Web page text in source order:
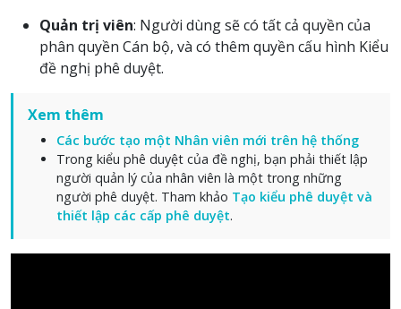
Quản trị viên: Người dùng sẽ có tất cả quyền của
phân quyền Cán bộ, và có thêm quyền cấu hình Kiểu
đề nghị phê duyệt.
Xem thêm
Các bước tạo một Nhân viên mới trên hệ thống
Trong kiểu phê duyệt của đề nghị, bạn phải thiết lập
người quản lý của nhân viên là một trong những
người phê duyệt. Tham khảo Tạo kiểu phê duyệt và
thiết lập các cấp phê duyệt.